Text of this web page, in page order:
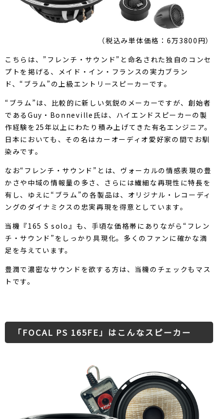
（税込み単体価格：6万3800円）
こちらは、”フレンチ・サウンド”と命名された独自のコンセ
プトを掲げる、メイド・イン・フランスの実力ブラン
ド、“ブラム”の上級エントリースピーカーです。
“ブラム”は、比較的に新しい気鋭のメーカーですが、創始者
であるGuy・Bonneville氏は、ハイエンドスピーカーの製
作経験を25年以上にわたり積み上げてきた有名エンジニア。
日本においても、その名はカーオーディオ愛好家の間でお馴
染みです。
なお“フレンチ・サウンド”とは、ヴォーカルの情感表現の豊
かさや中域の情報量の多さ、さらには繊細な再現性に特長を
有し、ゆえに“ブラム”の各製品は、オリジナル・レコーディ
ングのダイナミクスの忠実再現を得意としています。
当機『165 S solo』も、手頃な価格帯にありながら“フレン
チ・サウンド”をしっかり具現化。多くのファンに確かな満
足を与えています。
豊潤で濃密なサウンドを欲する方は、当機のチェックもマス
トです。
「FOCAL PS 165FE」はこんなスピーカー